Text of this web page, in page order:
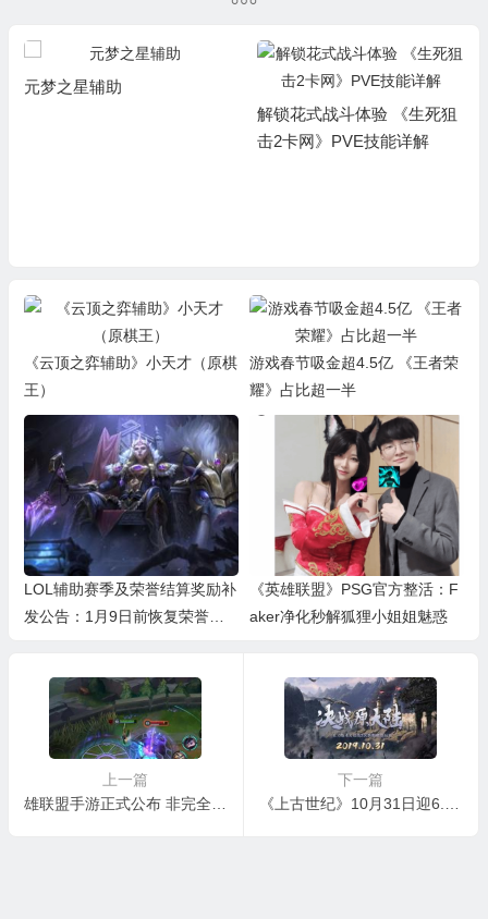
元梦之星辅助
解锁花式战斗体验 《生死狙
击2卡网》PVE技能详解
《云顶之弈辅助》小天才（原棋
王）
游戏春节吸金超4.5亿 《王者荣
耀》占比超一半
LOL辅助赛季及荣誉结算奖励补
发公告：1月9日前恢复荣誉等
《英雄联盟》PSG官方整活：F
aker净化秒解狐狸小姐姐魅惑
上一篇
雄联盟手游正式公布 非完全移植端游
下一篇
《上古世纪》10月31日迎6.0版本 海战吃鸡玩法独家曝光